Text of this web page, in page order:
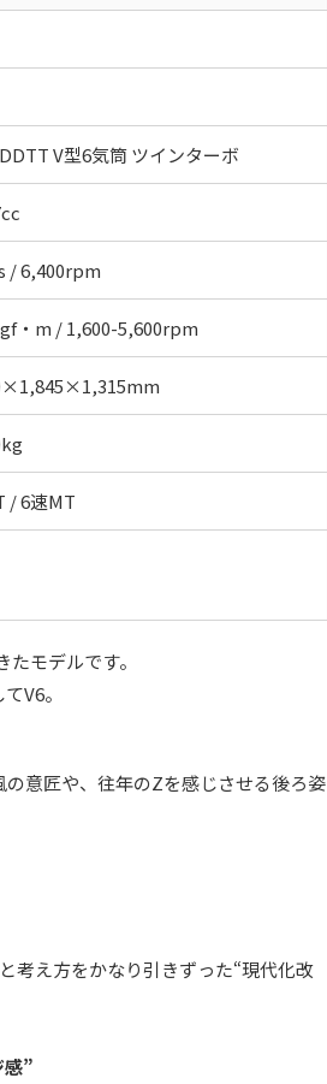
V型6気筒 ツインターボ
/ 6,400rpm
・m / 1,600-5,600rpm
/ 6速MT
モデルです。
V6。
意匠や、往年のZを感じさせる後ろ姿
考え方をかなり引きずった“現代化改
”